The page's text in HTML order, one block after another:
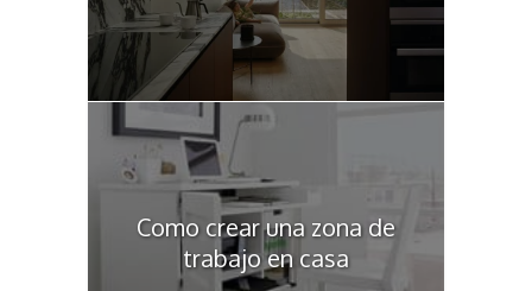
Como crear una zona de
trabajo en casa